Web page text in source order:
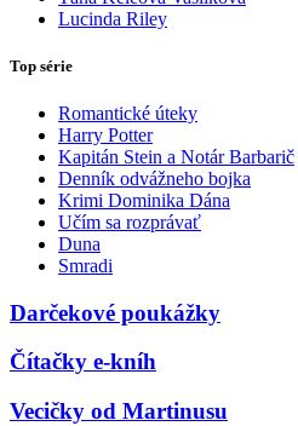
Lucinda Riley
Top série
Romantické úteky
Harry Potter
Kapitán Stein a Notár Barbarič
Denník odvážneho bojka
Krimi Dominika Dána
Učím sa rozprávať
Duna
Smradi
Darčekové poukážky
Čítačky e-kníh
Vecičky od Martinusu